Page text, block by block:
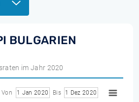
BULGARIEN
im Jahr 2020
Von 1 Jan 2020 Bis 1 Dez 2020